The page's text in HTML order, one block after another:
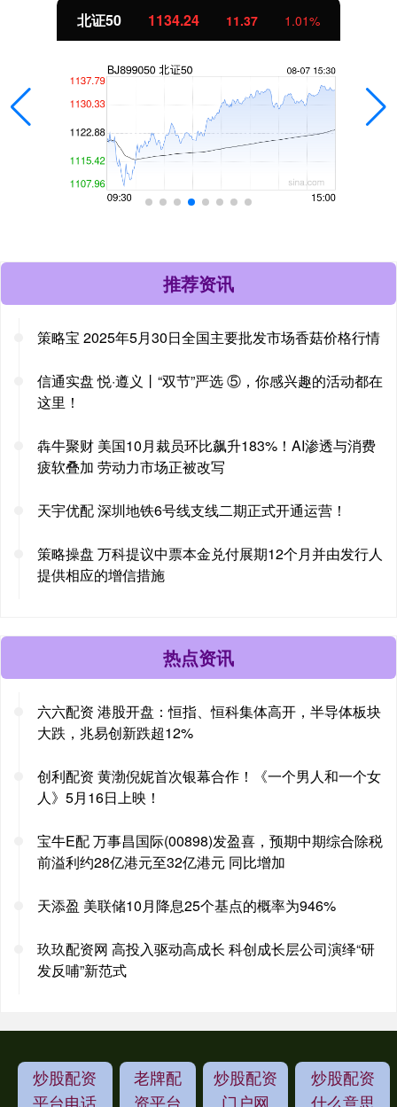
北证50 1134.24 11.37 1.01%
推荐资讯
策略宝 2025年5月30日全国主要批发市场香菇价格行情
信通实盘 悦·遵义丨“双节”严选 ⑤，你感兴趣的活动都在
这里！
犇牛聚财 美国10月裁员环比飙升183%！AI渗透与消费
疲软叠加 劳动力市场正被改写
天宇优配 深圳地铁6号线支线二期正式开通运营！
策略操盘 万科提议中票本金兑付展期12个月并由发行人
提供相应的增信措施
热点资讯
六六配资 港股开盘：恒指、恒科集体高开，半导体板块
大跌，兆易创新跌超12%
创利配资 黄渤倪妮首次银幕合作！《一个男人和一个女
人》5月16日上映！
宝牛E配 万事昌国际(00898)发盈喜，预期中期综合除税
前溢利约28亿港元至32亿港元 同比增加
天添盈 美联储10月降息25个基点的概率为946%
玖玖配资网 高投入驱动高成长 科创成长层公司演绎“研
发反哺”新范式
炒股配资
平台电话
老牌配
资平台
炒股配资
门户网
炒股配资
什么意思